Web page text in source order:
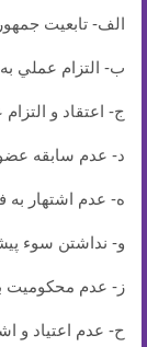
الف- تابعيت
ب- التزام عملي
ج- اعتقاد و
د- عدم سابقه
ه- عدم اشتهار
و- نداشتن سوء
ز- عدم محکوميت
ح- عدم اعتياد و